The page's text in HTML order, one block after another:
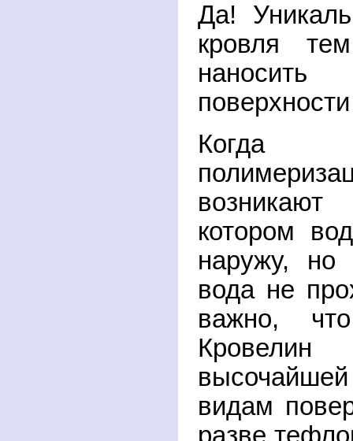
Да!
кровля
Когда
котором
наружу, но
вода не
важно,
видам